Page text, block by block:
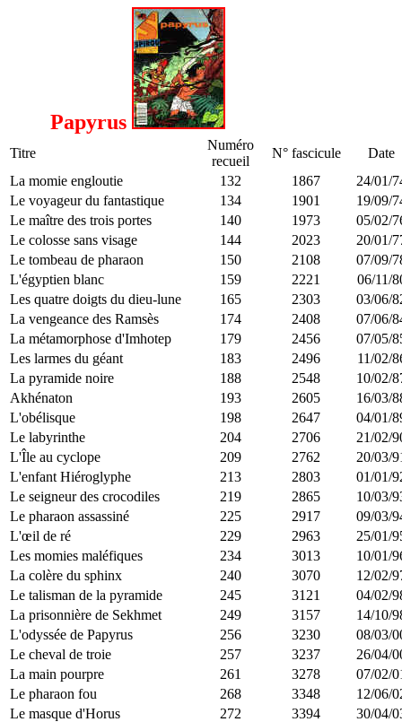
Papyrus
Titre
Numéro
recueil
N° fascicule
Date
La momie engloutie
132 1867
24/01/
Le voyageur du fantastique
134 1901
19/09/
Le maître des trois portes
140 1973
05/02/
Le colosse sans visage
144 2023
20/01/
Le tombeau de pharaon
150 2108
07/09/
L'égyptien blanc
159 2221
06/11/
Les quatre doigts du dieu-lune
165 2303
03/06/
La vengeance des Ramsès
174 2408
07/06/
La métamorphose d'Imhotep
179 2456
07/05/
Les larmes du géant
183 2496
11/02/
La pyramide noire
188 2548
10/02/
Akhénaton
193 2605
16/03/
L'obélisque
198 2647
04/01/
Le labyrinthe
204 2706
21/02/
L'Île au cyclope
209 2762
20/03/
L'enfant Hiéroglyphe
213 2803
01/01/
Le seigneur des crocodiles
219 2865
10/03/
Le pharaon assassiné
225 2917
09/03/
L'œil de ré
229 2963
25/01/
Les momies maléfiques
234 3013
10/01/
La colère du sphinx
240 3070
12/02/
Le talisman de la pyramide
245 3121
04/02/
La prisonnière de Sekhmet
249 3157
14/10/
L'odyssée de Papyrus
256 3230
08/03/
Le cheval de troie
257 3237
26/04/
La main pourpre
261 3278
07/02/
Le pharaon fou
268 3348
12/06/
Le masque d'Horus
272 3394
30/04/